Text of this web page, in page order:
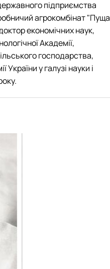
підприємства
агрокомбінат
економічних наук,
Академії,
господарства,
України у галузі науки і